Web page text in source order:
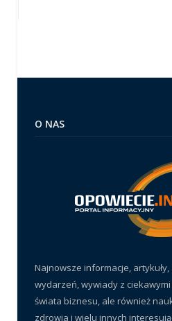
O NAS
Najnowsze informacje, artykuły,
wydarzeń, wywiady z
świata biznesu, ale również
zdrowia i wielu innych